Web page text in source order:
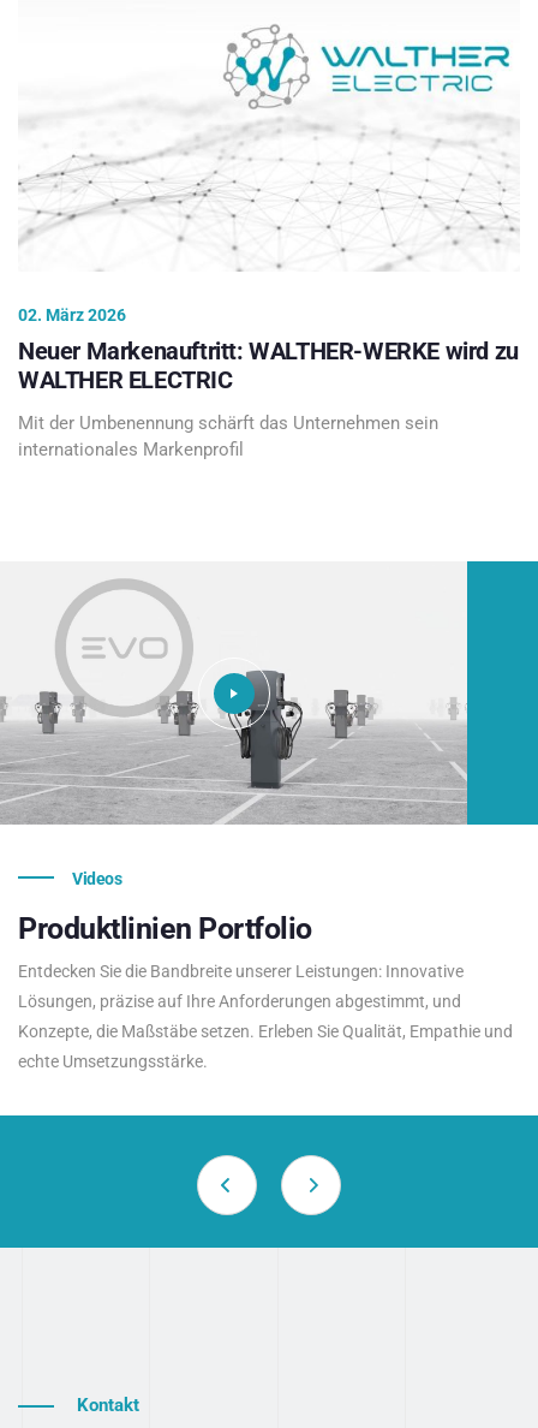
02. März 2026
Neuer Markenauftritt: WALTHER-WERKE wird zu
WALTHER ELECTRIC
Mit der Umbenennung schärft das Unternehmen sein
internationales Markenprofil
Videos
Produktlinien Portfolio
Entdecken Sie die Bandbreite unserer Leistungen: Innovative
Lösungen, präzise auf Ihre Anforderungen abgestimmt, und
Konzepte, die Maßstäbe setzen. Erleben Sie Qualität, Empathie und
echte Umsetzungsstärke.
Kontakt